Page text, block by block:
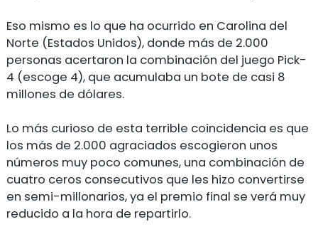
Eso mismo es lo que ha ocurrido en Carolina del
Norte (Estados Unidos), donde más de 2.000
personas acertaron la combinación del juego Pick-
4 (escoge 4), que acumulaba un bote de casi 8
millones de dólares.
Lo más curioso de esta terrible coincidencia es que
los más de 2.000 agraciados escogieron unos
números muy poco comunes, una combinación de
cuatro ceros consecutivos que les hizo convertirse
en semi-millonarios, ya el premio final se verá muy
reducido a la hora de repartirlo.